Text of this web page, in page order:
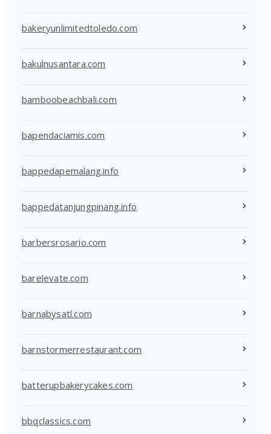
bakeryunlimitedtoledo.com
bakulnusantara.com
bamboobeachbali.com
bapendaciamis.com
bappedapemalang.info
bappedatanjungpinang.info
barbersrosario.com
barelevate.com
barnabysatl.com
barnstormerrestaurant.com
batterupbakerycakes.com
bbqclassics.com